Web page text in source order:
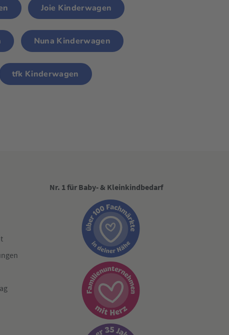
Joie Kinderwagen
Nuna Kinderwagen
tfk Kinderwagen
Nr. 1 für Baby- & Kleinkindbedarf